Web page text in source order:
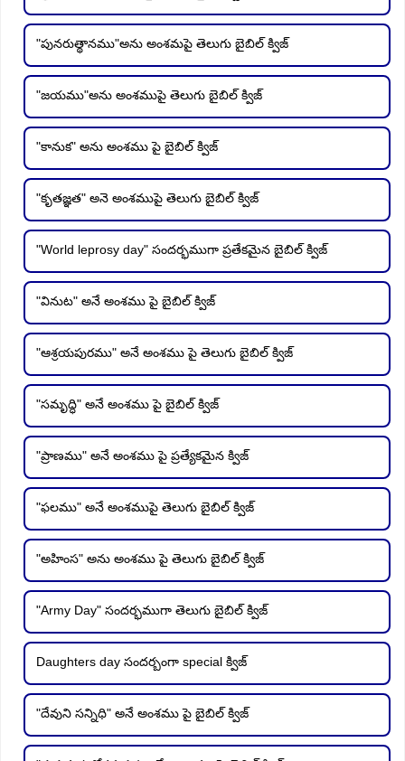
"పునరుత్థానము"అను అంశమపై తెలుగు బైబిల్ క్విజ్
"జయము"అను అంశముపై తెలుగు బైబిల్ క్విజ్
"కానుక" అను అంశము పై బైబిల్ క్విజ్
"కృతజ్ఞత" అనె అంశముపై తెలుగు బైబిల్ క్విజ్
"World leprosy day" సందర్భముగా ప్రతేకమైన బైబిల్ క్విజ్
"వినుట" అనే అంశము పై బైబిల్ క్విజ్
"ఆశ్రయపురము" అనే అంశము పై తెలుగు బైబిల్ క్విజ్
"సమృద్ధి" అనే అంశము పై బైబిల్ క్విజ్
"ప్రాణము" అనే అంశము పై ప్రత్యేకమైన క్విజ్
"ఫలము" అనే అంశముపై తెలుగు బైబిల్ క్విజ్
"అహింస" అను అంశము పై తెలుగు బైబిల్ క్విజ్
"Army Day" సందర్భముగా తెలుగు బైబిల్ క్విజ్
Daughters day సందర్బంగా special క్విజ్
"దేవుని సన్నిధి" అనే అంశము పై బైబిల్ క్విజ్